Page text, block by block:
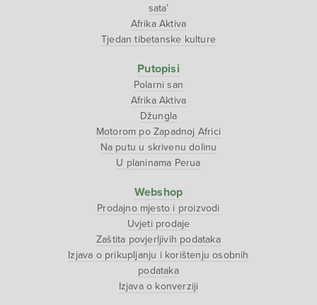
sata’
Afrika Aktiva
Tjedan tibetanske kulture
Putopisi
Polarni san
Afrika Aktiva
Džungla
Motorom po Zapadnoj Africi
Na putu u skrivenu dolinu
U planinama Perua
Webshop
Prodajno mjesto i proizvodi
Uvjeti prodaje
Zaštita povjerljivih podataka
Izjava o prikupljanju i korištenju osobnih
podataka
Izjava o konverziji